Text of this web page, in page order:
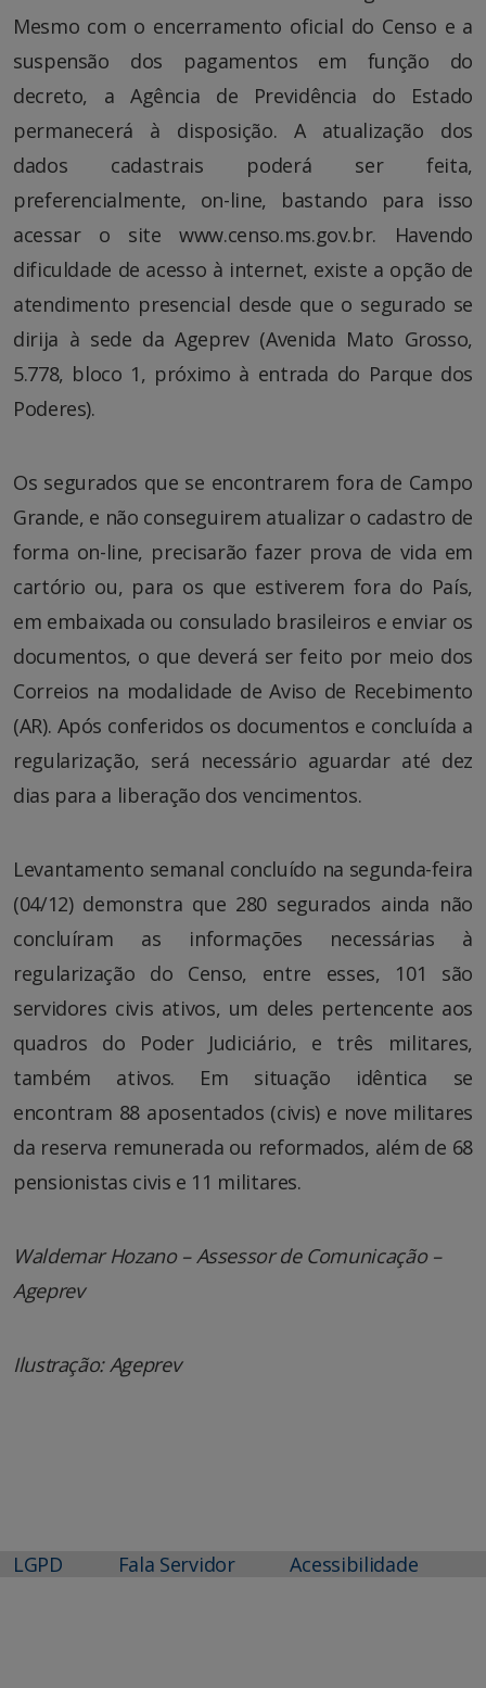
Mesmo com o encerramento oficial do Censo e a
suspensão dos pagamentos em função do
decreto, a Agência de Previdência do Estado
permanecerá à disposição. A atualização dos
dados cadastrais poderá ser feita,
preferencialmente, on-line, bastando para isso
acessar o site www.censo.ms.gov.br. Havendo
dificuldade de acesso à internet, existe a opção de
atendimento presencial desde que o segurado se
dirija à sede da Ageprev (Avenida Mato Grosso,
5.778, bloco 1, próximo à entrada do Parque dos
Poderes).
Os segurados que se encontrarem fora de Campo
Grande, e não conseguirem atualizar o cadastro de
forma on-line, precisarão fazer prova de vida em
cartório ou, para os que estiverem fora do País,
em embaixada ou consulado brasileiros e enviar os
documentos, o que deverá ser feito por meio dos
Correios na modalidade de Aviso de Recebimento
(AR). Após conferidos os documentos e concluída a
regularização, será necessário aguardar até dez
dias para a liberação dos vencimentos.
Levantamento semanal concluído na segunda-feira
(04/12) demonstra que 280 segurados ainda não
concluíram as informações necessárias à
regularização do Censo, entre esses, 101 são
servidores civis ativos, um deles pertencente aos
quadros do Poder Judiciário, e três militares,
também ativos. Em situação idêntica se
encontram 88 aposentados (civis) e nove militares
da reserva remunerada ou reformados, além de 68
pensionistas civis e 11 militares.
Waldemar Hozano – Assessor de Comunicação –
Ageprev
Ilustração: Ageprev
LGPD Fala Servidor Acessibilidade